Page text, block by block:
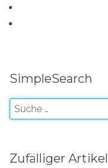
SimpleSearch
Zufälliger Artikel